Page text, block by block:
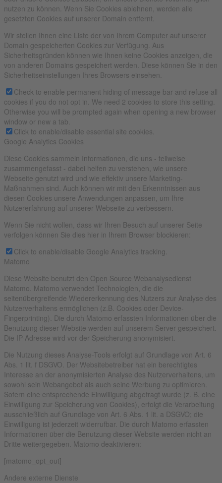
nutzen zu können. Wenn Sie Cookies ablehnen, werden alle
gesetzten Cookies auf unserer Domain entfernt.
Wir stellen Ihnen eine Liste der von Ihrem Computer auf unserer
Domain gespeicherten Cookies zur Verfügung. Aus
Sicherheitsgründen können wie Ihnen keine Cookies anzeigen, die
von anderen Domains gespeichert werden. Diese können Sie in den
Sicherheitseinstellungen Ihres Browsers einsehen.
Check to enable permanent hiding of message bar and refuse all
cookies if you do not opt in. We need 2 cookies to store this setting.
Otherwise you will be prompted again when opening a new browser
window or new a tab.
Click to enable/disable essential site cookies.
Google Analytics Cookies
Diese Cookies sammeln Informationen, die uns - teilweise
zusammengefasst - dabei helfen zu verstehen, wie unsere
Webseite genutzt wird und wie effektiv unsere Marketing-
Maßnahmen sind. Auch können wir mit den Erkenntnissen aus
diesen Cookies unsere Anwendungen anpassen, um Ihre
Nutzererfahrung auf unserer Webseite zu verbessern.
Wenn Sie nicht wollen, dass wir Ihren Besuch auf unserer Seite
verfolgen können Sie dies hier in Ihrem Browser blockieren:
Click to enable/disable Google Analytics tracking.
Matomo
Diese Website benutzt den Open Source Webanalysedienst
Matomo. Matomo verwendet Technologien, die die
seitenübergreifende Wiedererkennung des Nutzers zur Analyse des
Nutzerverhaltens ermöglichen (z.B. Cookies oder Device-
Fingerprinting). Die durch Matomo erfassten Informationen über die
Benutzung dieser Website werden auf unserem Server gespeichert.
Die IP-Adresse wird vor der Speicherung anonymisiert.
Die Nutzung dieses Analyse-Tools erfolgt auf Grundlage von Art. 6
Abs. 1 lit. f DSGVO. Der Websitebetreiber hat ein berechtigtes
Interesse an der anonymisierten Analyse des Nutzerverhaltens, um
sowohl sein Webangebot als auch seine Werbung zu optimieren.
Sofern eine entsprechende Einwilligung abgefragt wurde (z. B. eine
Einwilligung zur Speicherung von Cookies), erfolgt die Verarbeitung
ausschließlich auf Grundlage von Art. 6 Abs. 1 lit. a DSGVO; die
Einwilligung ist jederzeit widerrufbar. Die durch Matomo erfassten
Informationen über die Benutzung dieser Website werden nicht an
Dritte weitergegeben. Matomo deaktivieren:
[matomo_opt_out]
Andere externe Dienste